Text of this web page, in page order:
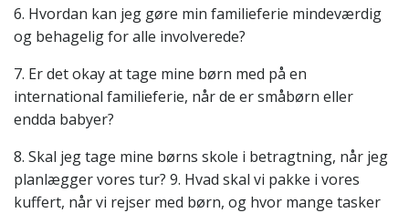
6. Hvordan kan jeg gøre min familieferie mindeværdig
og behagelig for alle involverede?
7. Er det okay at tage mine børn med på en
international familieferie, når de er småbørn eller
endda babyer?
8. Skal jeg tage mine børns skole i betragtning, når jeg
planlægger vores tur? 9. Hvad skal vi pakke i vores
kuffert, når vi rejser med børn, og hvor mange tasker